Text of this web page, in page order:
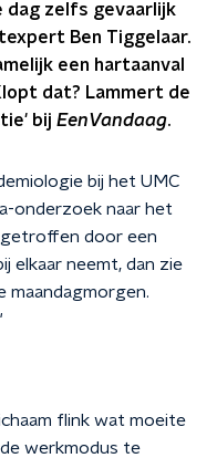
dag zelfs gevaarlijk
Ben Tiggelaar.
een hartaanval
dat? Lammert de
bij EenVandaag.
bij het UMC
onderzoek naar het
door een
elkaar neemt, dan zie
maandagmorgen.
flink wat moeite
werkmodus te